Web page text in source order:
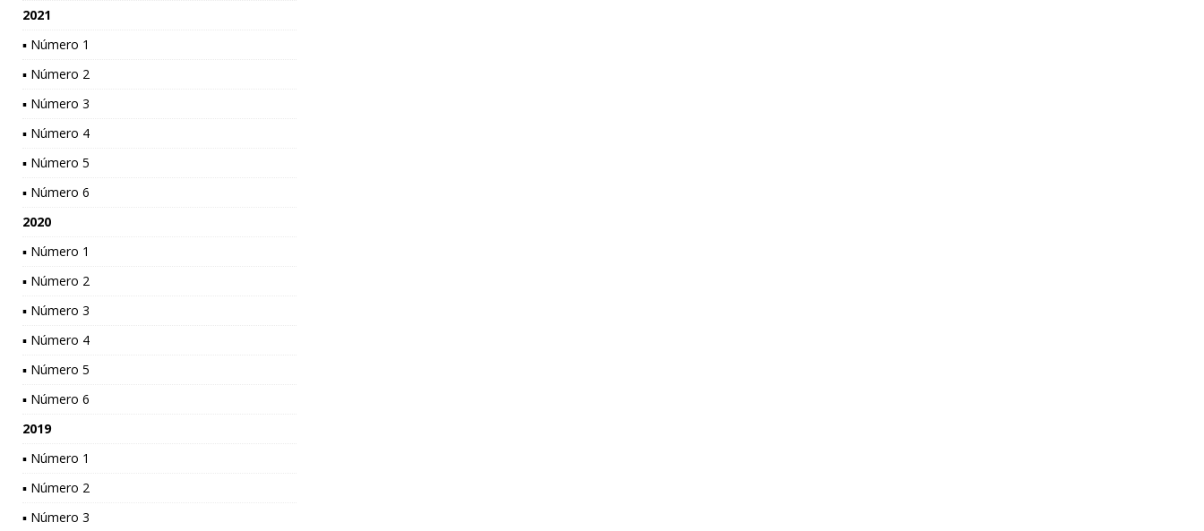
2021
▪ Número 1
▪ Número 2
▪ Número 3
▪ Número 4
▪ Número 5
▪ Número 6
2020
▪ Número 1
▪ Número 2
▪ Número 3
▪ Número 4
▪ Número 5
▪ Número 6
2019
▪ Número 1
▪ Número 2
▪ Número 3